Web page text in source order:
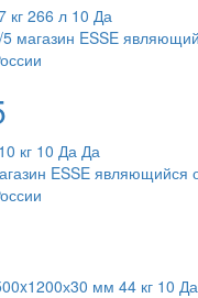
кг 266 л 10 Да
кг 10 Да Да
мм 44 кг 10 Да